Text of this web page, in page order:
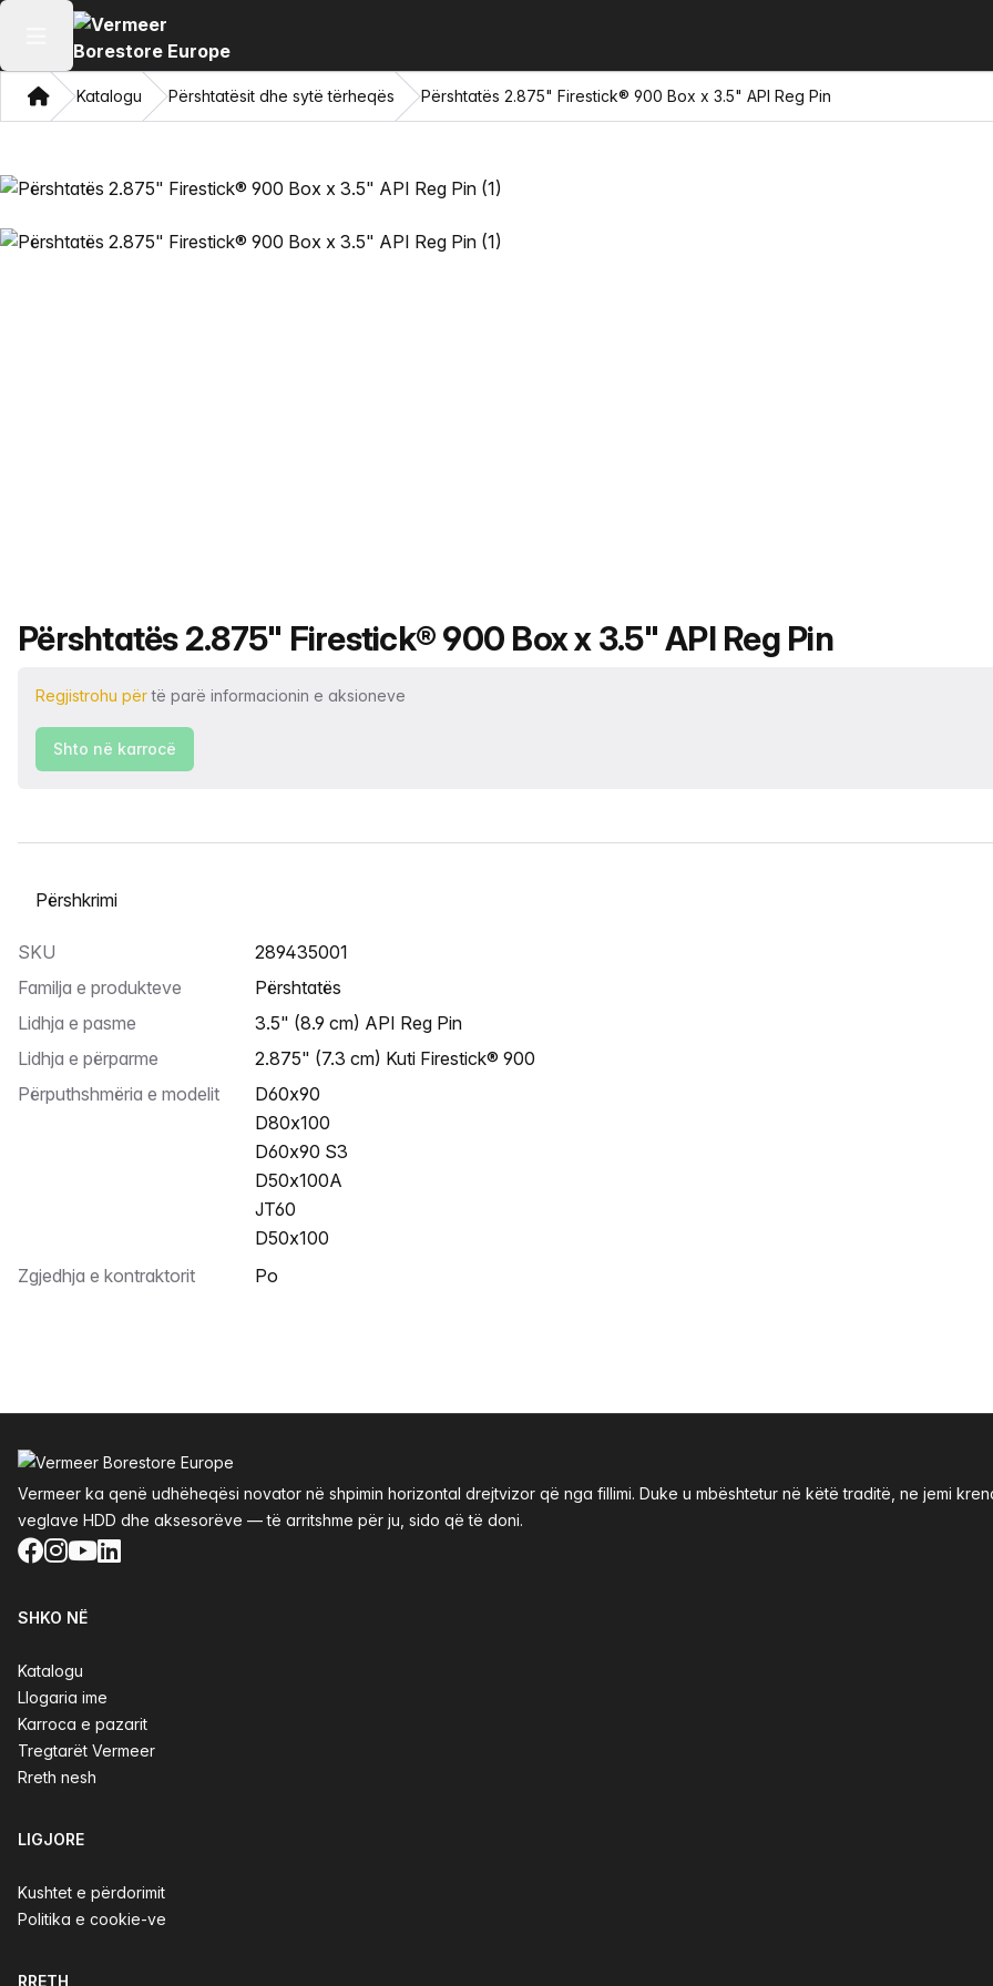
Hap menunë kryesore
ShqipKatalogu Përshtatësit dhe sytë tërheqës Përshtatës 2.875" Firestick® 900 Box x 3.5" API Reg Pin
Emri i produktit
Përshtatës 2.875" Firestick® 900 Box x 3.5" API Reg Pin
Regjistrohu përtë parë informacionin e aksioneve
Shto në karrocë
Zgjidh një skedë
SKU
289435001
Familja e produkteve
Përshtatës
Lidhja e pasme
3.5" (8.9 cm) API Reg Pin
Lidhja e përparme
2.875" (7.3 cm) Kuti Firestick® 900
Përputhshmëria e modelit
D60x90
D80x100
D60x90 S3
D50x100A
JT60
D50x100
Zgjedhja e kontraktorit
Po
Vermeer ka qenë udhëheqësi novator në shpimin horizontal drejtvizor që nga fillimi. Duke u mbështetur në këtë traditë, ne jemi
veglave HDD dhe aksesorëve — të arritshme për ju, sido që të doni.
Facebook
Instagram
YouTube
LinkedIn
SHKO NË
Katalogu
Llogaria ime
Karroca e pazarit
Tregtarët Vermeer
Rreth nesh
LIGJORE
Kushtet e përdorimit
Politika e cookie-ve
RRETH